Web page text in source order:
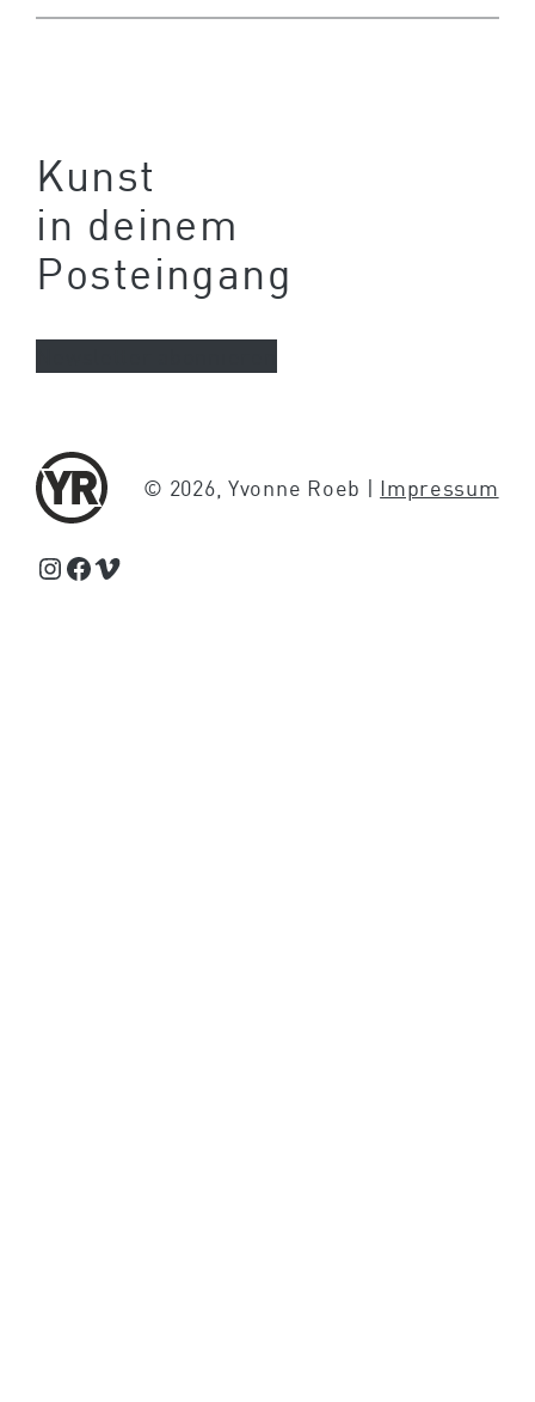
Kunst
in deinem
Posteingang
© 2026, Yvonne Roeb | Impressum
Schaue Feed, Reels und Storys auf Instagram von Yvonne Roeb
Facebook
Schaue Videos auf Vimeo über Yvonne Roeb